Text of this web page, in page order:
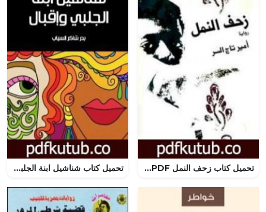
تحميل كتاب زحف النمل PDF تأليف أمير تاج السر مجانا [كامل] تحميل كتاب شناشيل ابنة الجلبي وإقبال PDF تأليف بدر شاكر السياب مجانا [كامل]